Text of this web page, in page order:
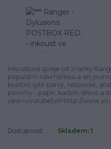
Inkoustové spreje od značky
populární návrhářkou a art
kvalitní, syté barvy, netoxické,
povrchy - papír, karton, dřevo a
view=youtube|url=http://
Dostupnost Skladem: 1